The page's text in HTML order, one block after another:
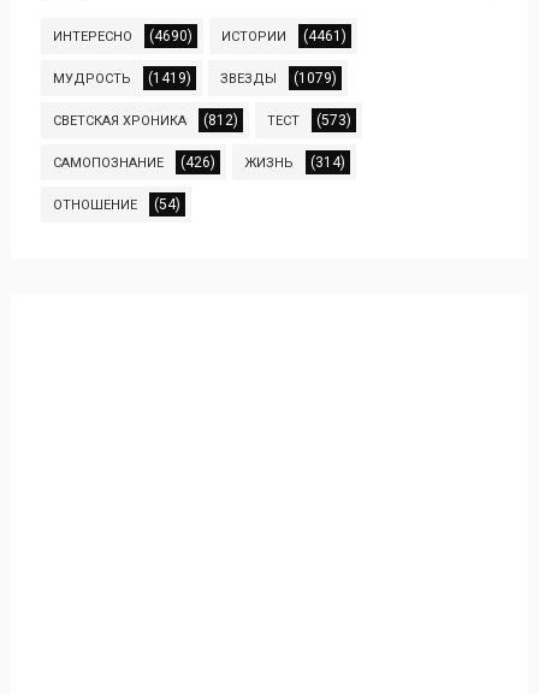
ИНТЕРЕСНО (4690) ИСТОРИИ (4461)
МУДРОСТЬ (1419) ЗВЕЗДЫ (1079)
СВЕТСКАЯ ХРОНИКА (812) ТЕСТ (573)
САМОПОЗНАНИЕ (426) ЖИЗНЬ (314)
ОТНОШЕНИЕ (54)